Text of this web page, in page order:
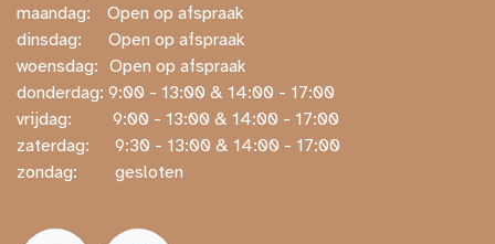
maandag:
​​Open op afspraak
dinsdag:
​Open op afspraak
woensdag: ​Open op afspraak
donderdag: ​9:00 - 13:00 & 14:00 - 17:00
vrijdag:
​ ​9:00 - 13:00 & 14:00 - 17:00
zaterdag:
​ ​9:30 - 13:00 & 14:00 - 17:00
zondag:
​ gesloten